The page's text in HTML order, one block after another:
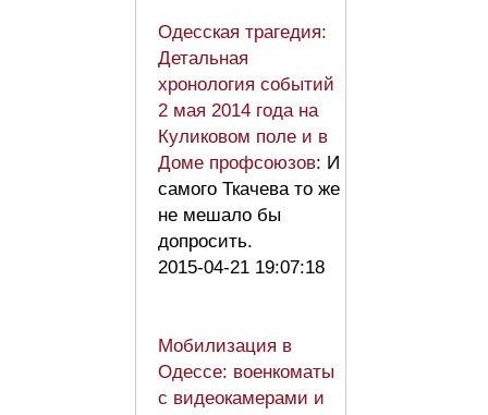
Одесская трагедия:
Детальная
хронология событий
2 мая 2014 года на
Куликовом поле и в
Доме профсоюзов: И
самого Ткачева то же
не мешало бы
допросить.
2015-04-21 19:07:18
Мобилизация в
Одессе: военкоматы
с видеокамерами и